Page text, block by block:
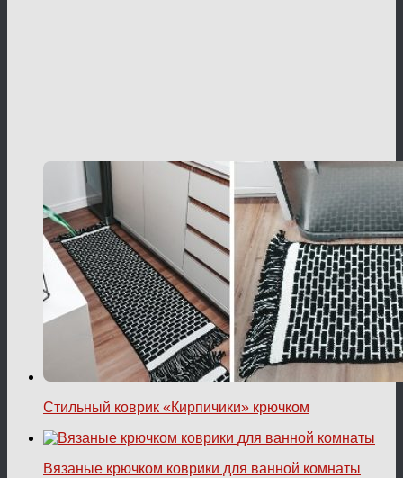
Стильный коврик «Кирпичики» крючком
Вязаные крючком коврики для ванной комнаты